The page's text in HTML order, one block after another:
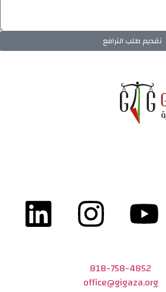
تقديم طلب الترافع
818-758-4852
office@gigaza.org